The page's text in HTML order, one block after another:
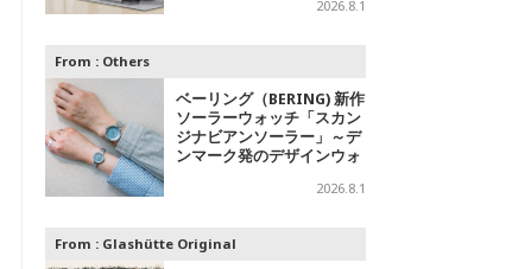
2026.8.1
From : Others
ベーリング（BERING) 新作
ソーラーウォッチ「スカン
ジナビアンソーラー」～デ
ンマーク発のデザインウォ
スブルー」コレクション
2026.8.1
From : Glashütte Original